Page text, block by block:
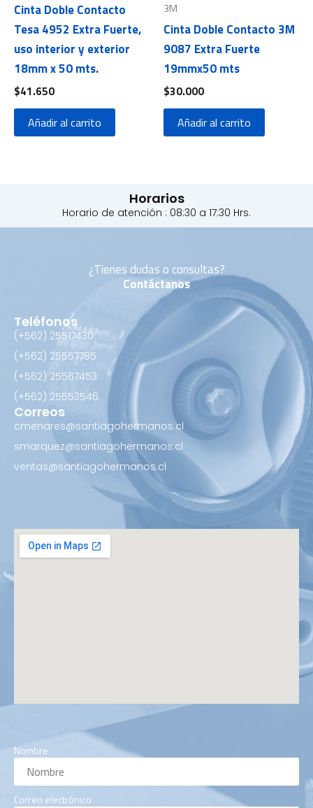
Cinta Doble Contacto
Tesa 4952 Extra Fuerte,
uso interior y exterior
18mm x 50 mts.
$41.650
Añadir al carrito
3M
Cinta Doble Contacto 3M
9087 Extra Fuerte
19mmx50 mts
$30.000
Añadir al carrito
Horarios
Horario de atención : 08:30 a 17:30 Hrs.
¿Tienes dudas o consultas?
Contáctanos
Teléfonos
(+562) 25517430‬
(+562) 25557785
(+562) 25567453‬
(+562) ‪25553546
Correos
cmenares@santiagohermanos.cl
smarquez@santiagohermanos.cl
ventas@santiagohermanos.cl
Nombre
Correo electrónico